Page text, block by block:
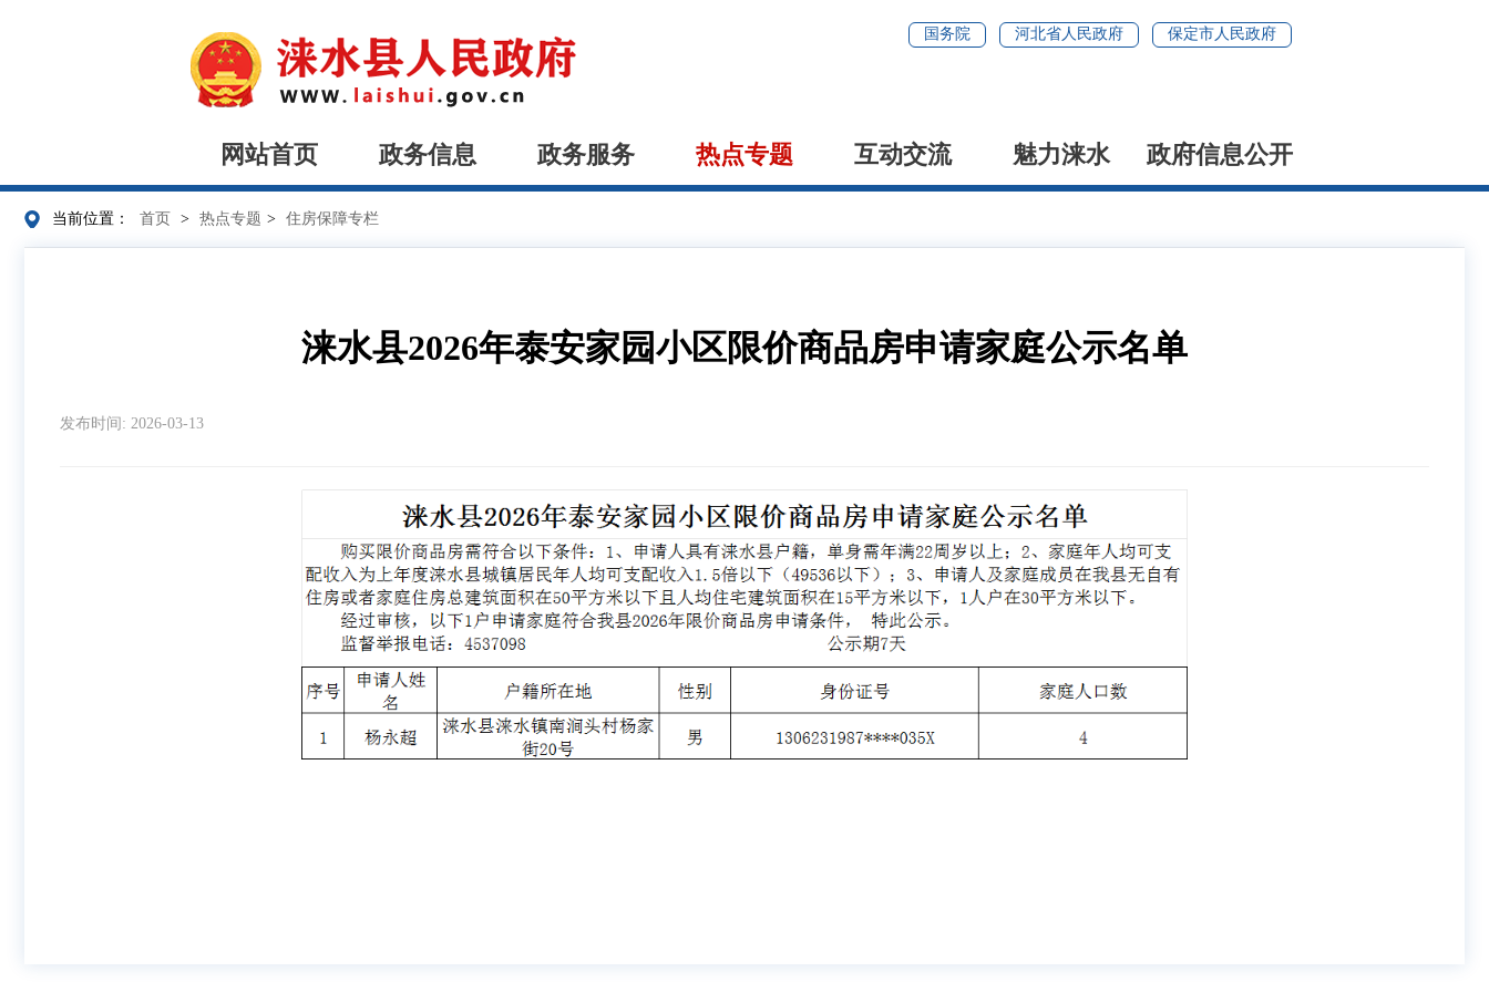
国务院 河北省人民政府 保定市人民政府
网站首页 政务信息 政务服务 热点专题 互动交流 魅力涞水 政府信息公开
当前位置： 首页 > 热点专题 > 住房保障专栏
涞水县2026年泰安家园小区限价商品房申请家庭公示名单
发布时间: 2026-03-13